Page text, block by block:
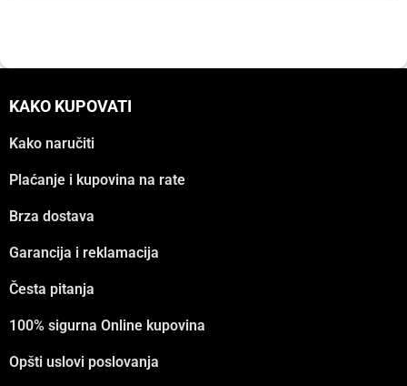
KAKO KUPOVATI
Kako naručiti
Plaćanje i kupovina na rate
Brza dostava
Garancija i reklamacija
Česta pitanja
100% sigurna Online kupovina
Opšti uslovi poslovanja